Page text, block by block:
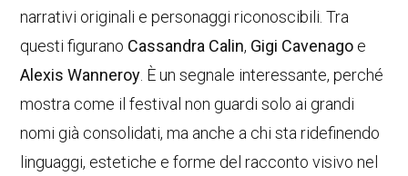
narrativi originali e personaggi riconoscibili. Tra
questi figurano Cassandra Calin, Gigi Cavenago e
Alexis Wanneroy . È un segnale interessante, perché
mostra come il festival non guardi solo ai grandi
nomi già consolidati, ma anche a chi sta ridefinendo
linguaggi, estetiche e forme del racconto visivo nel